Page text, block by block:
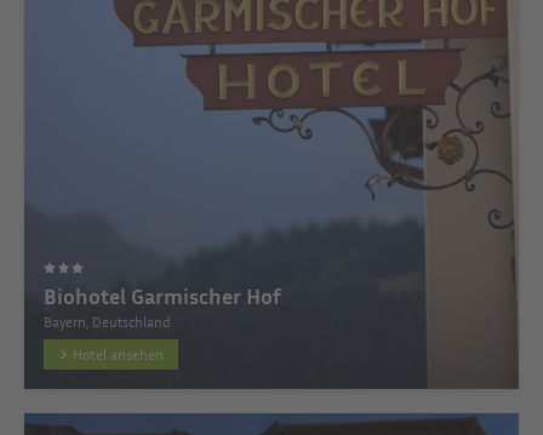
Biohotel Garmischer Hof
Bayern, Deutschland
Hotel ansehen